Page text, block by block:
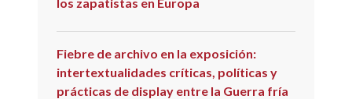
Fiebre de archivo en la exposición:
intertextualidades críticas, políticas y
prácticas de display entre la Guerra fría